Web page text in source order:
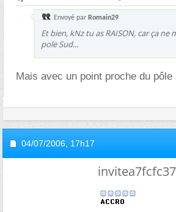
Envoyé par Romain29
Et bien, kNz tu as RAISON, car ça ne
pole Sud...
Mais avec un point proche du
04/07/2006, 17h17
invitea7fcfc37